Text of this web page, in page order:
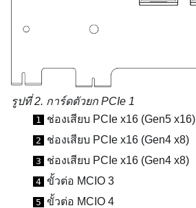
รูปที่ 2. การ์ดตัวยก PCIe 1
1 ช่องเสียบ PCIe x16 (Gen5 x16)
2 ช่องเสียบ PCIe x16 (Gen4 x8)
3 ช่องเสียบ PCIe x16 (Gen4 x8)
4 ขั้วต่อ MCIO 3
5 ขั้วต่อ MCIO 4